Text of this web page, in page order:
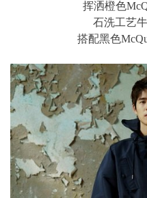
挥洒橙色
石洗工艺
搭配黑色